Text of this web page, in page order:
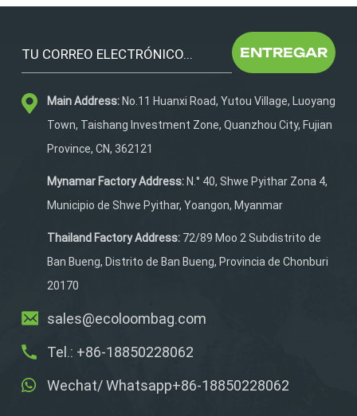
con espalda blanda Está
movimiento dinámico. El
proporciona un ajuste
ceñido al cuerpo con una
envoltura corporal sin
lumbar hasta el cinturón
de cadera, lo que
sin restringir su rango de
movimiento. Ya sea que
en una aventura de
semana, esta mochila te
para la acción.
ENTREGAR
Main Address:No.11 Huanxi Road, Yutou Village, Luoyang
Town, Taishang Investment Zone, Quanzhou City, Fujian
Province, CN, 362121
Mynamar Factory Address:N.° 40, Shwe Pyithar Zona 4,
Municipio de Shwe Pyithar, Yoangon, Myanmar
Thailand Factory Address:72/89 Moo 2 Subdistrito de
Ban Bueng, Distrito de Ban Bueng, Provincia de Chonburi
20170
sales@ecoloombag.com
Tel.: +86-18850228062
Wechat/ Whatsapp+86-18850228062